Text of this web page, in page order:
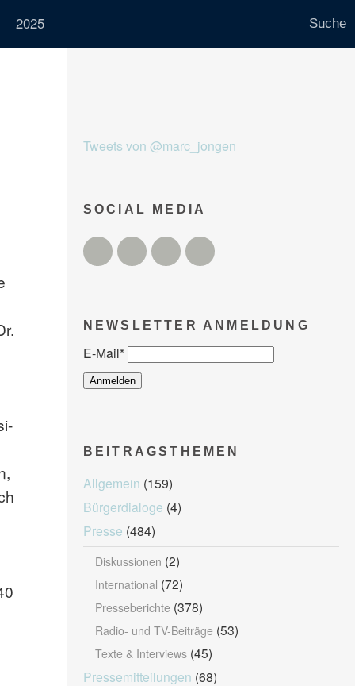
2025
Tweets von @marc_jongen
SOCIAL MEDIA
TwitterFacebookInstagramYouTube
NEWSLETTER ANMELDUNG
E-Mail*
BEITRAGSTHEMEN
Allgemein (159)
Bürgerdialoge (4)
Presse (484)
Diskussionen (2)
International (72)
Presseberichte (378)
Radio- und TV-Beiträge (53)
Texte & Interviews(45)
Pressemitteilungen (68)